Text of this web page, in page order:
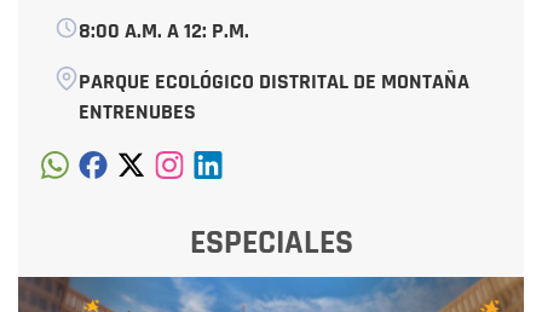
8:00 A.M. A 12: P.M.
PARQUE ECOLÓGICO DISTRITAL DE MONTAÑA
ENTRENUBES
ESPECIALES